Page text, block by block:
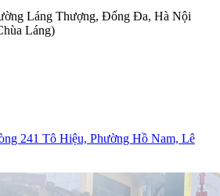
Láng Thượng, Đống Đa, Hà Nội
Láng)
241 Tô Hiệu, Phường Hồ Nam, Lê